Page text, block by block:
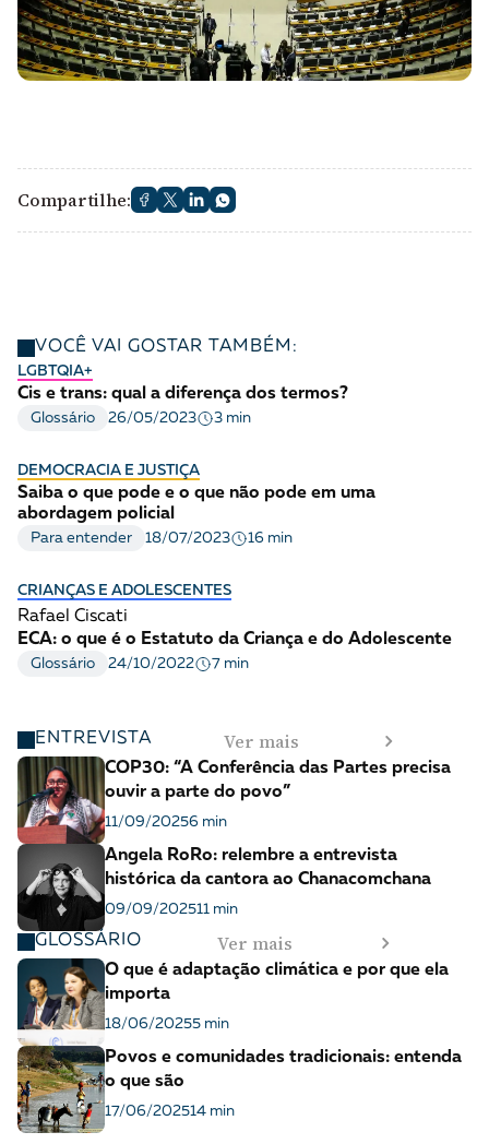
Compartilhe:
VOCÊ VAI GOSTAR TAMBÉM:
LGBTQIA+
Cis e trans: qual a diferença dos termos?
Glossário 26/05/2023 3 min
DEMOCRACIA E JUSTIÇA
Saiba o que pode e o que não pode em uma
abordagem policial
Para entender 18/07/2023 16 min
CRIANÇAS E ADOLESCENTES
Rafael Ciscati
ECA: o que é o Estatuto da Criança e do Adolescente
Glossário 24/10/2022 7 min
ENTREVISTA Ver mais
COP30: “A Conferência das Partes precisa
ouvir a parte do povo”
11/09/20256 min
Angela RoRo: relembre a entrevista
histórica da cantora ao Chanacomchana
09/09/202511 min
GLOSSÁRIO Ver mais
O que é adaptação climática e por que ela
importa
18/06/20255 min
Povos e comunidades tradicionais: entenda
o que são
17/06/202514 min